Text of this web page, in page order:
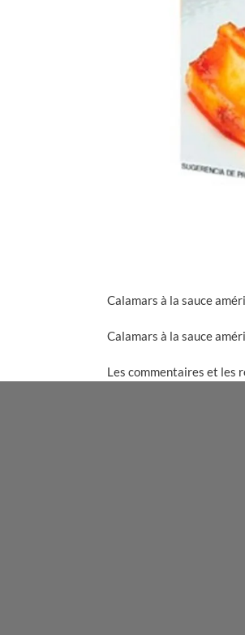
Calamars à la sauce
Calamars à la sauce
Les commentaires et les